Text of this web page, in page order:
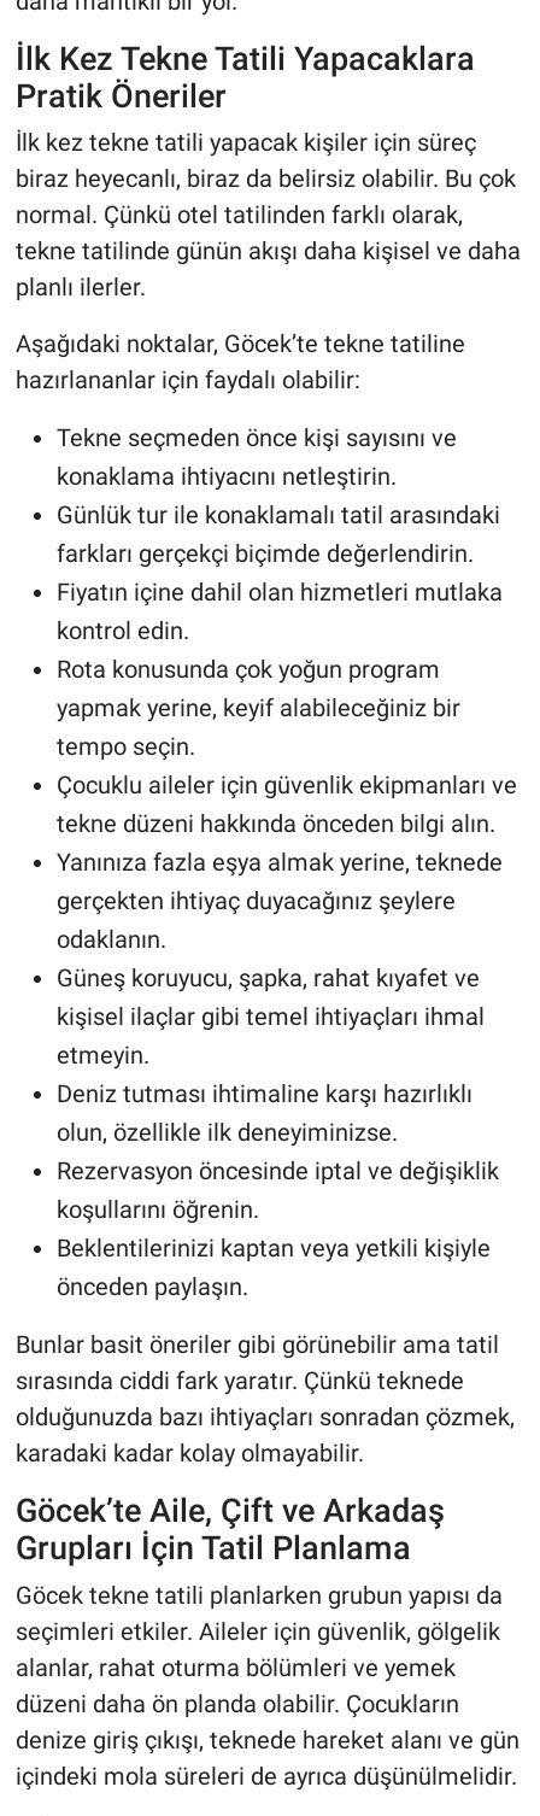
İlk Kez Tekne Tatili Yapacaklara
Pratik Öneriler
İlk kez tekne tatili yapacak kişiler için süreç
biraz heyecanlı, biraz da belirsiz olabilir. Bu çok
normal. Çünkü otel tatilinden farklı olarak,
tekne tatilinde günün akışı daha kişisel ve daha
planlı ilerler.
Aşağıdaki noktalar, Göcek’te tekne tatiline
hazırlananlar için faydalı olabilir:
Tekne seçmeden önce kişi sayısını ve
konaklama ihtiyacını netleştirin.
Günlük tur ile konaklamalı tatil arasındaki
farkları gerçekçi biçimde değerlendirin.
Fiyatın içine dahil olan hizmetleri mutlaka
kontrol edin.
Rota konusunda çok yoğun program
yapmak yerine, keyif alabileceğiniz bir
tempo seçin.
Çocuklu aileler için güvenlik ekipmanları ve
tekne düzeni hakkında önceden bilgi alın.
Yanınıza fazla eşya almak yerine, teknede
gerçekten ihtiyaç duyacağınız şeylere
odaklanın.
Güneş koruyucu, şapka, rahat kıyafet ve
kişisel ilaçlar gibi temel ihtiyaçları ihmal
etmeyin.
Deniz tutması ihtimaline karşı hazırlıklı
olun, özellikle ilk deneyiminizse.
Rezervasyon öncesinde iptal ve değişiklik
koşullarını öğrenin.
Beklentilerinizi kaptan veya yetkili kişiyle
önceden paylaşın.
Bunlar basit öneriler gibi görünebilir ama tatil
sırasında ciddi fark yaratır. Çünkü teknede
olduğunuzda bazı ihtiyaçları sonradan çözmek,
karadaki kadar kolay olmayabilir.
Göcek’te Aile, Çift ve Arkadaş
Grupları İçin Tatil Planlama
Göcek tekne tatili planlarken grubun yapısı da
seçimleri etkiler. Aileler için güvenlik, gölgelik
alanlar, rahat oturma bölümleri ve yemek
düzeni daha ön planda olabilir. Çocukların
denize giriş çıkışı, teknede hareket alanı ve gün
içindeki mola süreleri de ayrıca düşünülmelidir.